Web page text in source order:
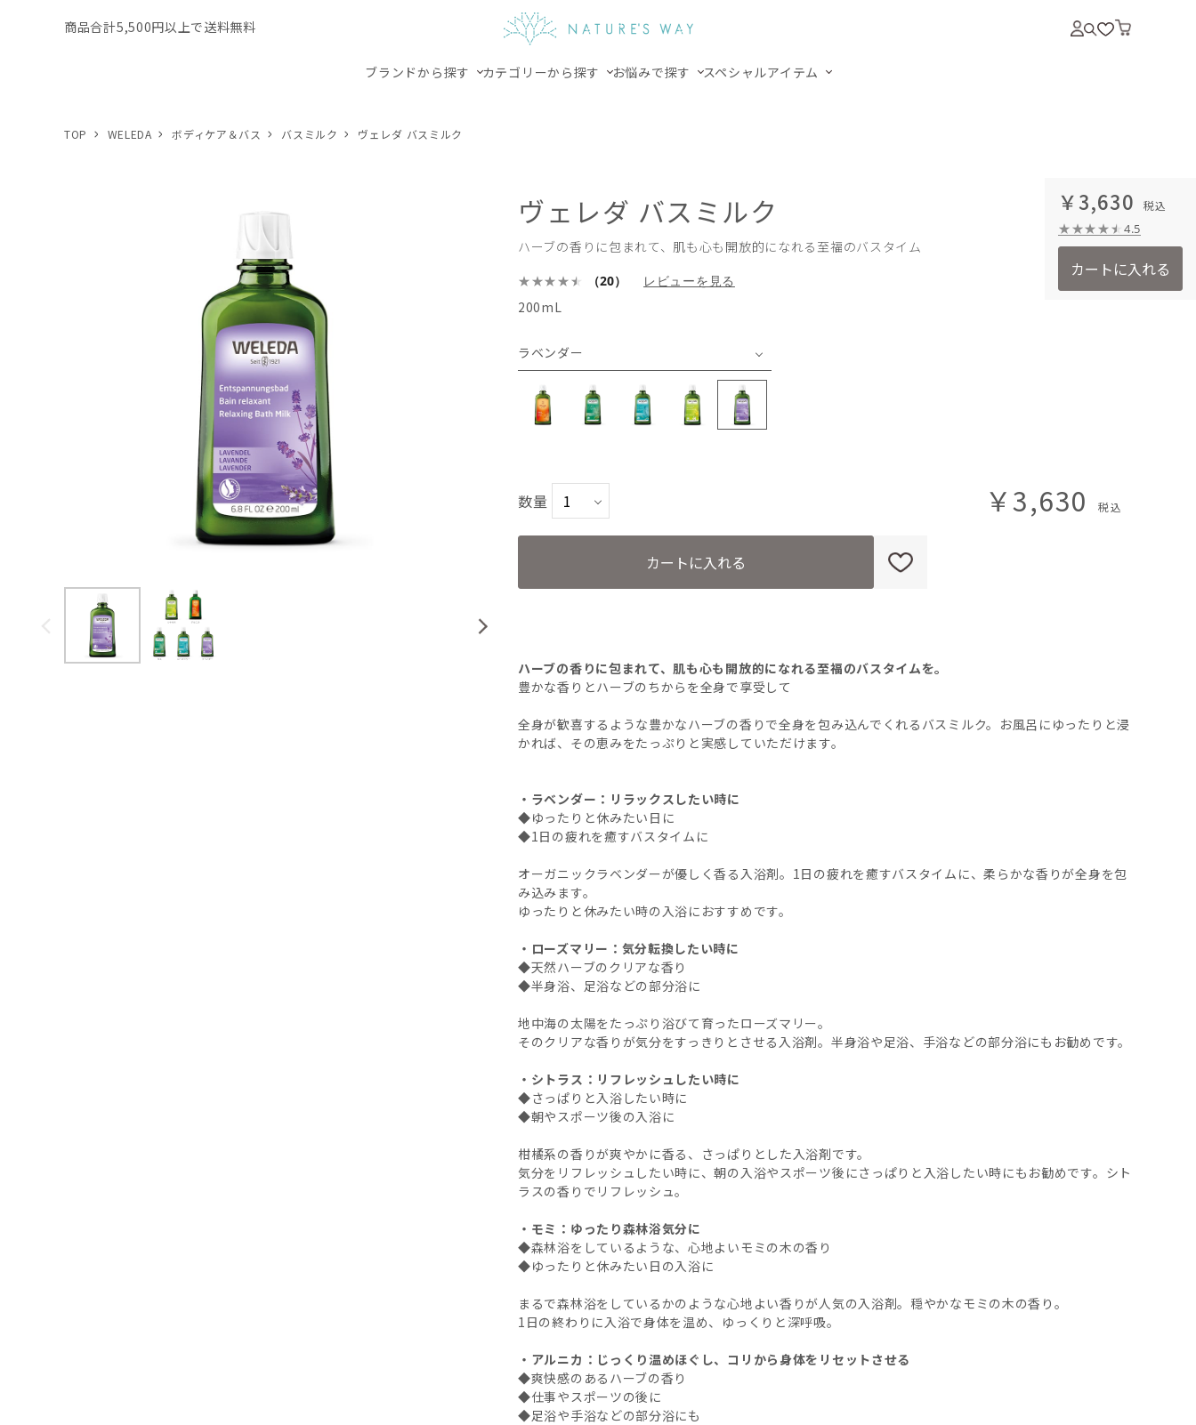
商品合計5,500円以上で送料無料
ブランドから探す カテゴリーから探す お悩みで探す スペシャルアイテム
TOP WELEDA ボディケア＆バス バスミルク ヴェレダ バスミルク
ヴェレダ バスミルク
ハーブの香りに包まれて、肌も心も開放的になれる至福のバスタイム
数量 ￥3,630
（20） レビューを見る
200mL
アルニカ
ローズマリー
ラベンダー
カートに入れる
ハーブの香りに包まれて、肌も心も開放的になれる至福のバスタイムを。
豊かな香りとハーブのちからを全身で享受して
全身が歓喜するような豊かなハーブの香りで全身を包み込んでくれるバスミルク。お風呂にゆったりと浸
かれば、その恵みをたっぷりと実感していただけます。
・ラベンダー：リラックスしたい時に
◆ゆったりと休みたい日に
◆1日の疲れを癒すバスタイムに
オーガニックラベンダーが優しく香る入浴剤。1日の疲れを癒すバスタイムに、柔らかな香りが全身を包
み込みます。
ゆったりと休みたい時の入浴におすすめです。
・ローズマリー：気分転換したい時に
◆天然ハーブのクリアな香り
◆半身浴、足浴などの部分浴に
地中海の太陽をたっぷり浴びて育ったローズマリー。
そのクリアな香りが気分をすっきりとさせる入浴剤。半身浴や足浴、手浴などの部分浴にもお勧めです。
・シトラス：リフレッシュしたい時に
◆さっぱりと入浴したい時に
◆朝やスポーツ後の入浴に
柑橘系の香りが爽やかに香る、さっぱりとした入浴剤です。
気分をリフレッシュしたい時に、朝の入浴やスポーツ後にさっぱりと入浴したい時にもお勧めです。シト
ラスの香りでリフレッシュ。
・モミ：ゆったり森林浴気分に
◆森林浴をしているような、心地よいモミの木の香り
◆ゆったりと休みたい日の入浴に
まるで森林浴をしているかのような心地よい香りが人気の入浴剤。穏やかなモミの木の香り。
1日の終わりに入浴で身体を温め、ゆっくりと深呼吸。
・アルニカ：じっくり温めほぐし、コリから身体をリセットさせる
◆爽快感のあるハーブの香り
◆仕事やスポーツの後に
◆足浴や手浴などの部分浴にも
￥3,630
4.5
カートに入れる